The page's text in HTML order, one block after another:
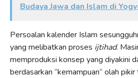
Budaya Jawa dan Islam di
Persoalan kalender Islam
yang melibatkan proses ijtihad.
memproduksi konsep yang diyakini
berdasarkan “kemampuan” olah